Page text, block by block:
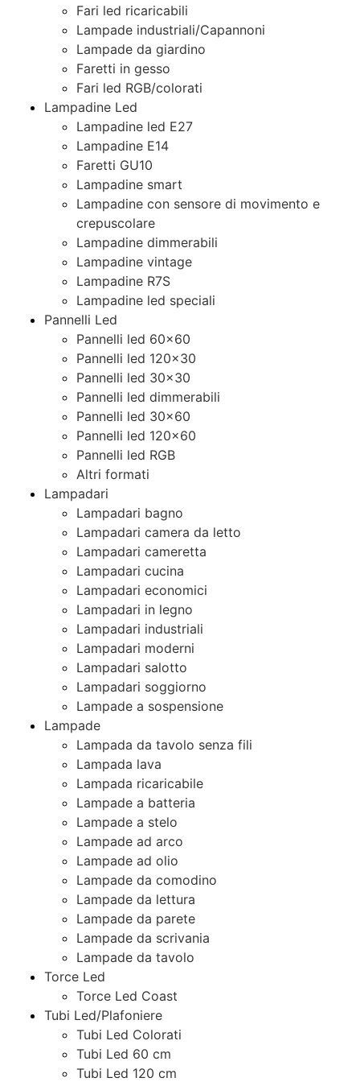
Fari led ricaricabili
Lampade industriali/Capannoni
Lampade da giardino
Faretti in gesso
Fari led RGB/colorati
Lampadine Led
Lampadine led E27
Lampadine E14
Faretti GU10
Lampadine smart
Lampadine con sensore di movimento e
crepuscolare
Lampadine dimmerabili
Lampadine vintage
Lampadine R7S
Lampadine led speciali
Pannelli Led
Pannelli led 60×60
Pannelli led 120×30
Pannelli led 30×30
Pannelli led dimmerabili
Pannelli led 30×60
Pannelli led 120×60
Pannelli led RGB
Altri formati
Lampadari
Lampadari bagno
Lampadari camera da letto
Lampadari cameretta
Lampadari cucina
Lampadari economici
Lampadari in legno
Lampadari industriali
Lampadari moderni
Lampadari salotto
Lampadari soggiorno
Lampade a sospensione
Lampade
Lampada da tavolo senza fili
Lampada lava
Lampada ricaricabile
Lampade a batteria
Lampade a stelo
Lampade ad arco
Lampade ad olio
Lampade da comodino
Lampade da lettura
Lampade da parete
Lampade da scrivania
Lampade da tavolo
Torce Led
Torce Led Coast
Tubi Led/Plafoniere
Tubi Led Colorati
Tubi Led 60 cm
Tubi Led 120 cm